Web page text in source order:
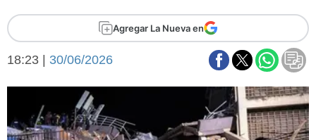
Federal A
Aplausos
Economía y campo
Espacio empresas
Agregar La Nueva en
18:23 | 30/06/2026